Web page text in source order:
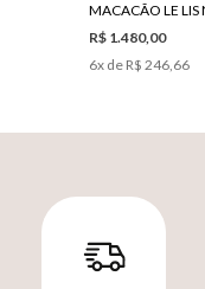
MACACÃO LE
R$ 1.480,00
6x de R$ 246,66